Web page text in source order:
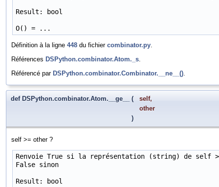
Result: bool
O() = ...
Définition à la ligne 448 du fichier combinator.py.
Références DSPython.combinator.Atom._s.
Référencé par DSPython.combinator.Combinator.__ne__().
def DSPython.combinator.Atom.__ge__ ( self,
other
)
self >= other ?
Renvoie True si la représentation (string) de self
False sinon
Result: bool